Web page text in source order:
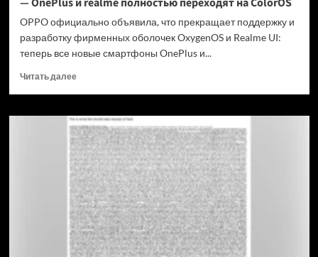
OPPO официально объявила, что прекращает поддержку и
разработку фирменных оболочек OxygenOS и Realme UI:
теперь все новые смартфоны OnePlus и...
Читать далееПрочитать
OPPO
прекращает
поддержку
OxygenOS
и
Realme
UI
—
OnePlus
и
realme